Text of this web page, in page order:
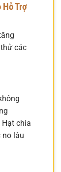
Hỗ Trợ
các
chia
no lâu